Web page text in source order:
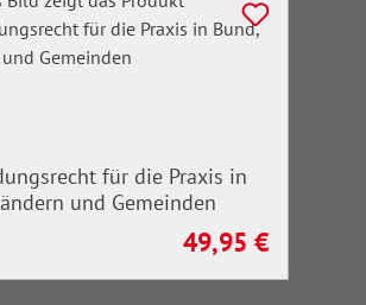
für die Praxis in
und Gemeinden
Regulärer Preis:
49,95 €